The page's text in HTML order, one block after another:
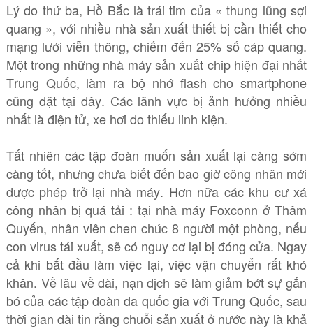
Lý do thứ ba, Hồ Bắc là trái tim của « thung lũng sợi
quang », với nhiều nhà sản xuất thiết bị cần thiết cho
mạng lưới viễn thông, chiếm đến 25% số cáp quang.
Một trong những nhà máy sản xuất chip hiện đại nhất
Trung Quốc, làm ra bộ nhớ flash cho smartphone
cũng đặt tại đây. Các lãnh vực bị ảnh hưởng nhiều
nhất là điện tử, xe hơi do thiếu linh kiện.
Tất nhiên các tập đoàn muốn sản xuất lại càng sớm
càng tốt, nhưng chưa biết đến bao giờ công nhân mới
được phép trở lại nhà máy. Hơn nữa các khu cư xá
công nhân bị quá tải : tại nhà máy Foxconn ở Thâm
Quyến, nhân viên chen chúc 8 người một phòng, nếu
con virus tái xuất, sẽ có nguy cơ lại bị đóng cửa. Ngay
cả khi bắt đầu làm việc lại, việc vận chuyển rất khó
khăn. Về lâu về dài, nạn dịch sẽ làm giảm bớt sự gắn
bó của các tập đoàn đa quốc gia với Trung Quốc, sau
thời gian dài tin rằng chuỗi sản xuất ở nước này là khả